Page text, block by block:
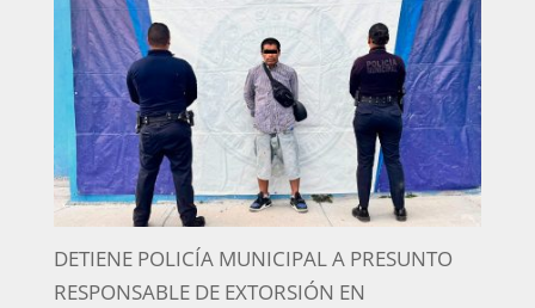
DETIENE POLICÍA MUNICIPAL A PRESUNTO
RESPONSABLE DE EXTORSIÓN EN